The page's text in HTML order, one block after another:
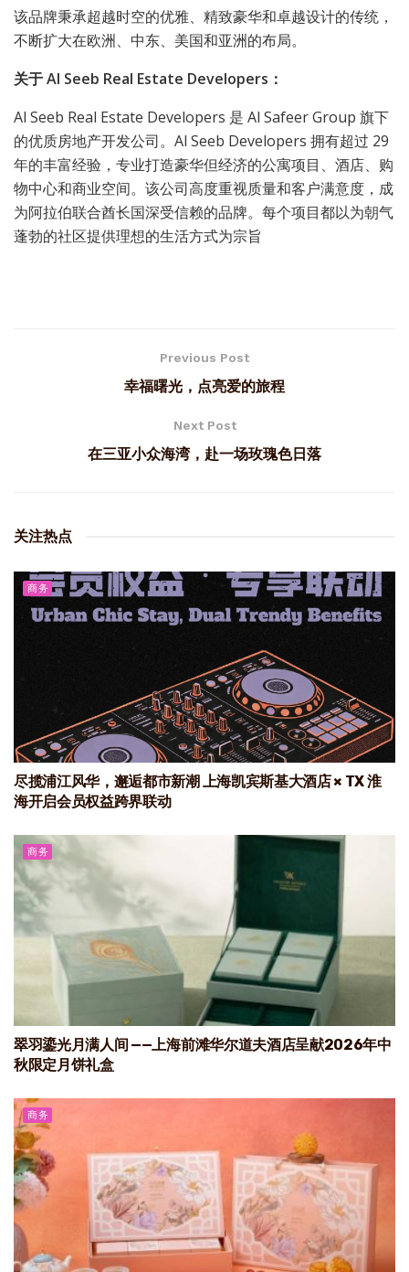
该品牌秉承超越时空的优雅、精致豪华和卓越设计的传统，
不断扩大在欧洲、中东、美国和亚洲的布局。
关于 Al Seeb Real Estate Developers：
Al Seeb Real Estate Developers 是 Al Safeer Group 旗下
的优质房地产开发公司。Al Seeb Developers 拥有超过 29
年的丰富经验，专业打造豪华但经济的公寓项目、酒店、购
物中心和商业空间。该公司高度重视质量和客户满意度，成
为阿拉伯联合酋长国深受信赖的品牌。每个项目都以为朝气
蓬勃的社区提供理想的生活方式为宗旨
Previous Post
幸福曙光，点亮爱的旅程
Next Post
在三亚小众海湾，赴一场玫瑰色日落
关注热点
商务
尽揽浦江风华，邂逅都市新潮 上海凯宾斯基大酒店 × TX 淮
海开启会员权益跨界联动
商务
翠羽鎏光月满人间 ——上海前滩华尔道夫酒店呈献2026年中
秋限定月饼礼盒
商务